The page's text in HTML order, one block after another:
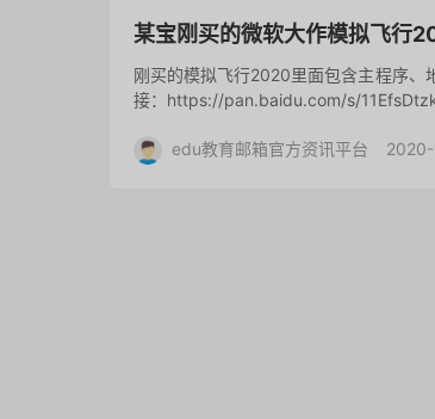
某宝刚买的微软大作模拟飞行
刚买的模拟飞行2020里面包含主程序、
接：https://pan.baidu.com/s/
edu教育邮箱官方资讯平台